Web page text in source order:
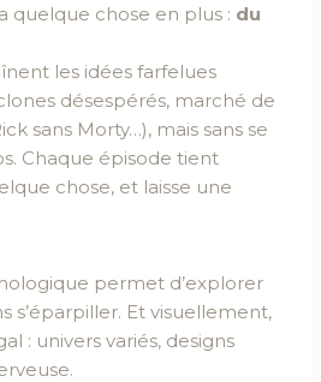
quelque chose en plus : du
les idées farfelues
désespérés, marché de
sans Morty…), mais sans se
Chaque épisode tient
chose, et laisse une
permet d’explorer
s’éparpiller. Et visuellement,
: univers variés, designs